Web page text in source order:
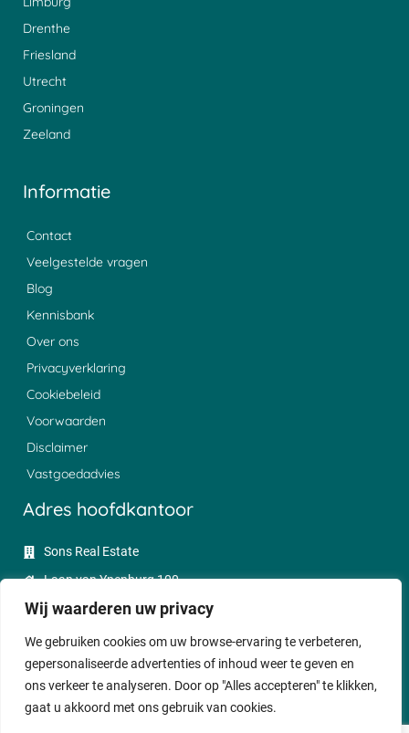
Wij waarderen uw privacy
We gebruiken cookies om uw browse-ervaring te verbeteren,
gepersonaliseerde advertenties of inhoud weer te geven en
ons verkeer te analyseren. Door op "Alles accepteren" te klikken,
gaat u akkoord met ons gebruik van cookies.
Drenthe
Friesland
Utrecht
Groningen
Zeeland
Informatie
Contact
Veelgestelde vragen
Blog
Kennisbank
Over ons
Privacyverklaring
Cookiebeleid
Voorwaarden
Disclaimer
Vastgoedadvies
Adres hoofdkantoor
Sons Real Estate
Laan van Ypenburg 100
2497 GC Den Haag
085 - 0047350
sales@sonsrealestate.nl